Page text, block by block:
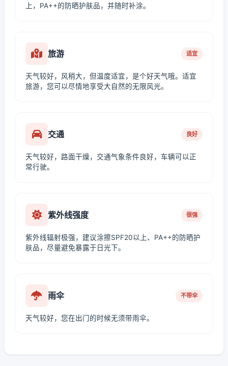
上，PA++的防晒护肤品，并随时补涂。
旅游 适宜
天气较好，风稍大，但温度适宜，是个好天气哦。适宜
旅游，您可以尽情地享受大自然的无限风光。
交通 良好
天气较好，路面干燥，交通气象条件良好，车辆可以正
常行驶。
紫外线强度 很强
紫外线辐射极强，建议涂擦SPF20以上、PA++的防晒护
肤品，尽量避免暴露于日光下。
雨伞 不带伞
天气较好，您在出门的时候无须带雨伞。